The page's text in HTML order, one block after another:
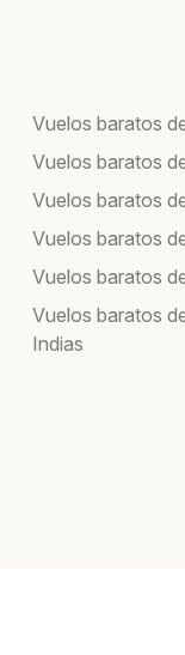
Vuelos baratos
Vuelos baratos
Vuelos baratos
Vuelos baratos
Vuelos baratos
Vuelos baratos
Indias